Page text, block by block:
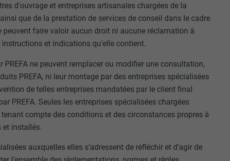
d'ouvrage et entreprises artisanales chargées de la
que de la prestation de services de conseil dans le cadre
faire valoir aucun droit ni aucune réclamation à
instructions et indications qu’elle contient.
ne peuvent remplacer ou modifier une consultation,
PREFA, ni leur montage par des entreprises spécialisées
de telles entreprises mandatées par le client final
PREFA. Seules les entreprises spécialisées chargées
compte des conditions et des circonstances propres à
et installés.
auxquelles elles s’adressent de réfléchir et d’agir de